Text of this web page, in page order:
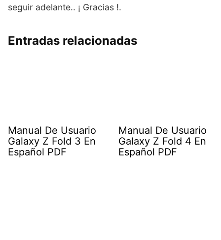
seguir adelante.. ¡ Gracias !.
Entradas relacionadas
Manual De Usuario
Galaxy Z Fold 3 En
Español PDF
Manual De Usuario
Galaxy Z Fold 4 En
Español PDF